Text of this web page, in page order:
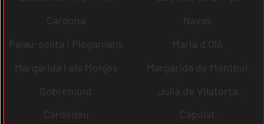
Cardona
Navas
Palau-solità i Plegamans
Maria d´Oló
Margarida i els Monjos
Margarida de Montbui
Sobremunt
Julià de Vilatorta
Cardedeu
Capolat